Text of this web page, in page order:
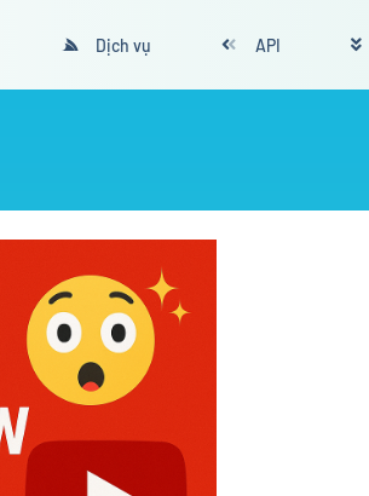
Dịch vụ API